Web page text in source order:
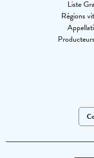
Liste
Régions